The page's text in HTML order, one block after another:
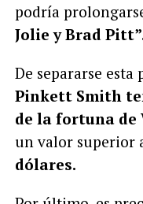
podría
Jolie y Brad
De separarse esta
Pinkett Smith
de la fortuna de
un valor superior
dólares.